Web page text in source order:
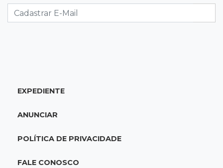
lugar no Brasileirão
18:33Em 2022
adolescente atropelada no Amazonas
Palmeiras e Inter ficam no 0 a 0 pela 22ª
EXPEDIENTE
ANUNCIAR
POLÍTICA DE PRIVACIDADE
FALE CONOSCO